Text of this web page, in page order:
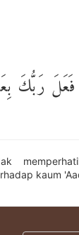
رَبُّكَ
kaum